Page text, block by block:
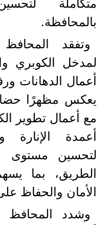
متكاملة
بالمحافظة.
وتفقد المحافظ
لمدخل الكوبري
أعمال الدهانات
يعكس مظهرًا
مع أعمال تطوير
أعمدة الإنارة
لتحسين مستوى
الطريق، بما
الأمان والحفاظ
وشدد المحافظ